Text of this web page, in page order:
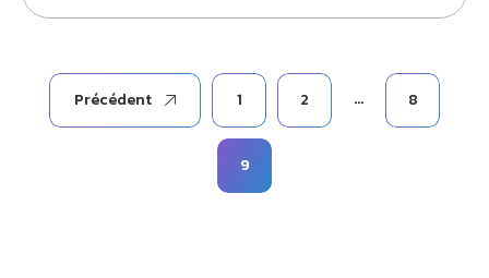
Pagination
des
Précédent 1 2 … 8
9